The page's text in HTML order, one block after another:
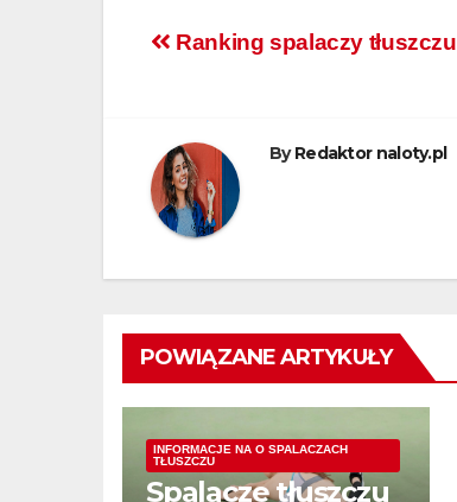
Nawigacja
Ranking spalaczy tłuszczu
ByRedaktor naloty.pl
POWIĄZANE ARTYKUŁY
INFORMACJE NA O SPALACZACH
TŁUSZCZU
Spalacze tłuszczu